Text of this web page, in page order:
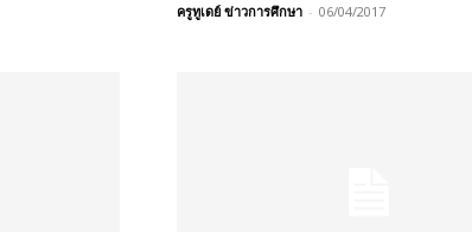
ครูทูเดย์ ข่าวการศึกษา - 06/04/2017